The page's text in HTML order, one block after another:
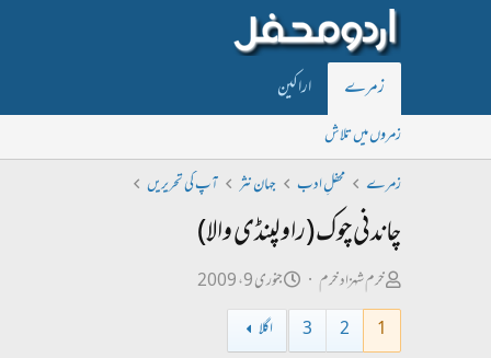
زمرے اراکین
زمروں میں تلاش
زمرے
محفلِ ادب جہان نثر آپ کی تحریریں
چاندنی چوک (راولپنڈی والا)
ص
ا
ح
خرم شہزاد خرم
ت
ا
جنوری 9، 2009
1
2
3 اگلا